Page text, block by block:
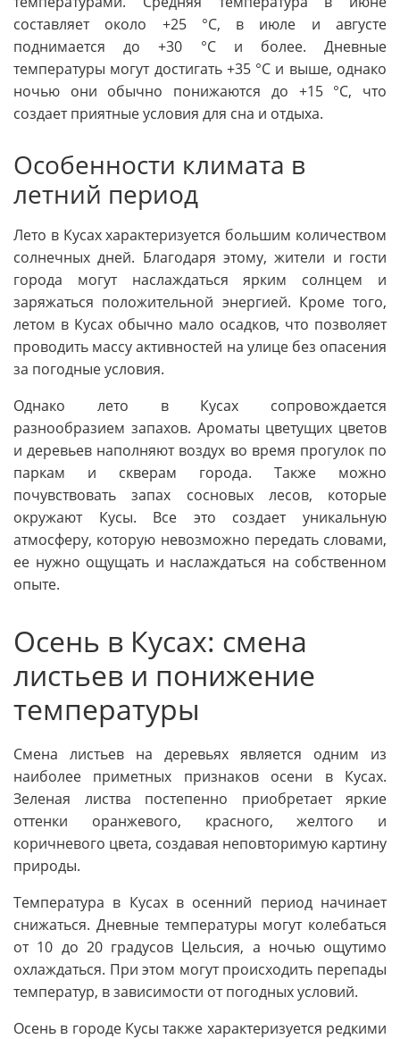
составляет около +25 °C, в июле и августе
поднимается до +30 °C и более. Дневные
температуры могут достигать +35 °C и выше, однако
ночью они обычно понижаются до +15 °C, что
создает приятные условия для сна и отдыха.
Особенности климата в
летний период
Лето в Кусах характеризуется большим количеством
солнечных дней. Благодаря этому, жители и гости
города могут наслаждаться ярким солнцем и
заряжаться положительной энергией. Кроме того,
летом в Кусах обычно мало осадков, что позволяет
проводить массу активностей на улице без опасения
за погодные условия.
Однако лето в Кусах сопровождается
разнообразием запахов. Ароматы цветущих цветов
и деревьев наполняют воздух во время прогулок по
паркам и скверам города. Также можно
почувствовать запах сосновых лесов, которые
окружают Кусы. Все это создает уникальную
атмосферу, которую невозможно передать словами,
ее нужно ощущать и наслаждаться на собственном
опыте.
Осень в Кусах: смена
листьев и понижение
температуры
Смена листьев на деревьях является одним из
наиболее приметных признаков осени в Кусах.
Зеленая листва постепенно приобретает яркие
оттенки оранжевого, красного, желтого и
коричневого цвета, создавая неповторимую картину
природы.
Температура в Кусах в осенний период начинает
снижаться. Дневные температуры могут колебаться
от 10 до 20 градусов Цельсия, а ночью ощутимо
охлаждаться. При этом могут происходить перепады
температур, в зависимости от погодных условий.
Осень в городе Кусы также характеризуется редкими